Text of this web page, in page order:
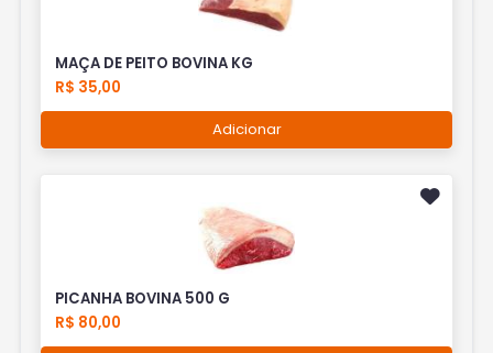
MAÇA DE PEITO BOVINA KG
R$ 35,00
Adicionar
PICANHA BOVINA 500 G
R$ 80,00